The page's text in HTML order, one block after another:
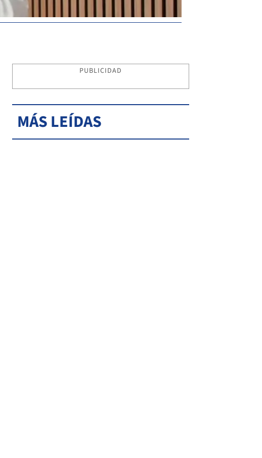
PUBLICIDAD
MÁS LEÍDAS